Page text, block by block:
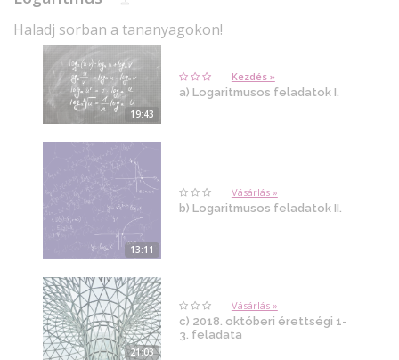
Haladj sorban a tananyagokon!
19:43
Kezdés »
a) Logaritmusos feladatok I.
13:11
Vásárlás »
b) Logaritmusos feladatok II.
21:03
Vásárlás »
c) 2018. októberi érettségi 1-
3. feladata